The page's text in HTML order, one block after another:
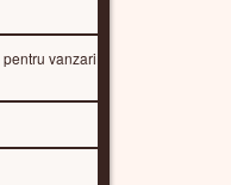
vanzari